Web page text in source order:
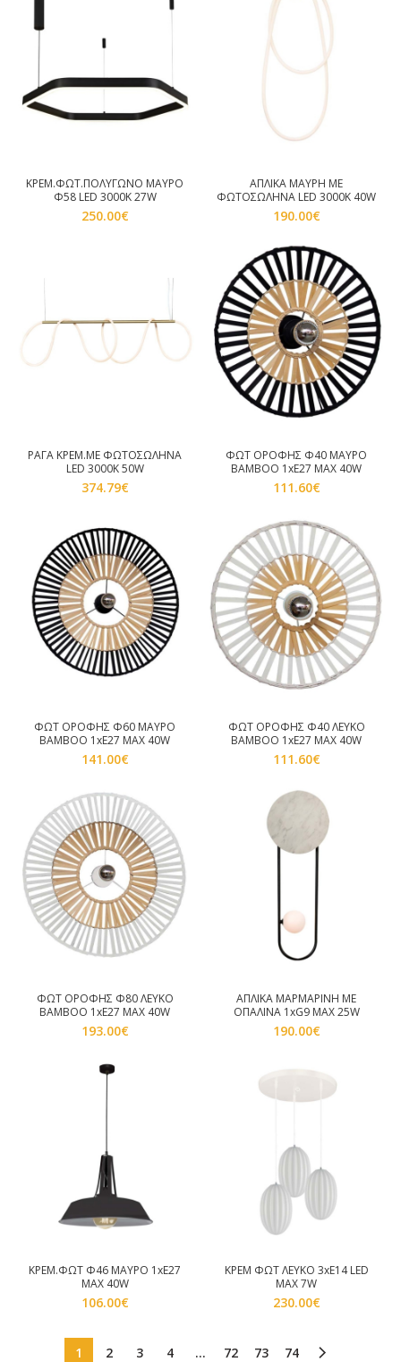
ΚΡΕΜ.ΦΩΤ.ΠΟΛΥΓΩΝΟ ΜΑΥΡΟ
Φ58 LED 3000K 27W
250.00€
ΑΠΛΙΚΑ ΜΑΥΡΗ ΜΕ
ΦΩΤΟΣΩΛΗΝΑ LED 3000Κ 40W
190.00€
ΡΑΓΑ ΚΡΕΜ.ΜΕ ΦΩΤΟΣΩΛΗΝΑ
LED 3000Κ 50W
374.79€
ΦΩΤ ΟΡΟΦΗΣ Φ40 MAYPO
BAMBOO 1xE27 MAX 40W
111.60€
ΦΩΤ ΟΡΟΦΗΣ Φ60 ΜΑΥΡΟ
BAMBOO 1xE27 MAX 40W
141.00€
ΦΩΤ ΟΡΟΦΗΣ Φ40 ΛΕΥΚΟ
BAMBOO 1xE27 MAX 40W
111.60€
ΦΩΤ ΟΡΟΦΗΣ Φ80 ΛΕΥΚΟ
BAMBOO 1xE27 MAX 40W
193.00€
ΑΠΛΙΚΑ ΜΑΡΜΑΡΙΝΗ ΜΕ
ΟΠΑΛΙΝΑ 1xG9 MAX 25W
190.00€
ΚΡΕΜ.ΦΩΤ Φ46 ΜΑΥΡΟ 1xE27
MAX 40W
106.00€
ΚΡΕΜ ΦΩΤ ΛΕΥΚΟ 3xE14 LED
MAX 7W
230.00€
1 2 3 4 … 72 73 74